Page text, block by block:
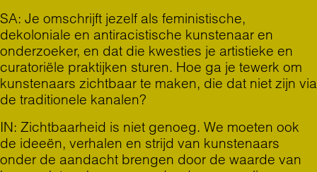
SA: Je omschrijft jezelf als feministische,
dekoloniale en antiracistische kunstenaar en
onderzoeker, en dat die kwesties je artistieke en
curatoriële praktijken sturen. Hoe ga je tewerk om
kunstenaars zichtbaar te maken, die dat niet zijn via
de traditionele kanalen?
IN: Zichtbaarheid is niet genoeg. We moeten ook
de ideeën, verhalen en strijd van kunstenaars
onder de aandacht brengen door de waarde van